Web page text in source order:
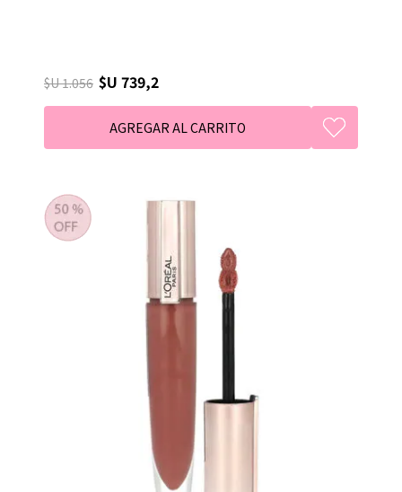
$U 1.056 $U 739,2